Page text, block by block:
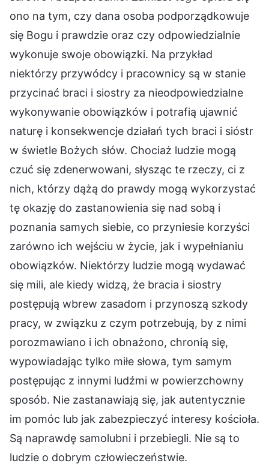
ono na tym, czy dana osoba podporządkowuje
się Bogu i prawdzie oraz czy odpowiedzialnie
wykonuje swoje obowiązki. Na przykład
niektórzy przywódcy i pracownicy są w stanie
przycinać braci i siostry za nieodpowiedzialne
wykonywanie obowiązków i potrafią ujawnić
naturę i konsekwencje działań tych braci i sióstr
w świetle Bożych słów. Chociaż ludzie mogą
czuć się zdenerwowani, słysząc te rzeczy, ci z
nich, którzy dążą do prawdy mogą wykorzystać
tę okazję do zastanowienia się nad sobą i
poznania samych siebie, co przyniesie korzyści
zarówno ich wejściu w życie, jak i wypełnianiu
obowiązków. Niektórzy ludzie mogą wydawać
się mili, ale kiedy widzą, że bracia i siostry
postępują wbrew zasadom i przynoszą szkody
pracy, w związku z czym potrzebują, by z nimi
porozmawiano i ich obnażono, chronią się,
wypowiadając tylko miłe słowa, tym samym
postępując z innymi ludźmi w powierzchowny
sposób. Nie zastanawiają się, jak autentycznie
im pomóc lub jak zabezpieczyć interesy kościoła.
Są naprawdę samolubni i przebiegli. Nie są to
ludzie o dobrym człowieczeństwie.